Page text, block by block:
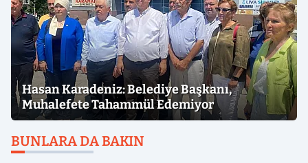
Hasan Karadeniz: Belediye Başkanı,
Muhalefete Tahammül Edemiyor
BUNLARA DA BAKIN